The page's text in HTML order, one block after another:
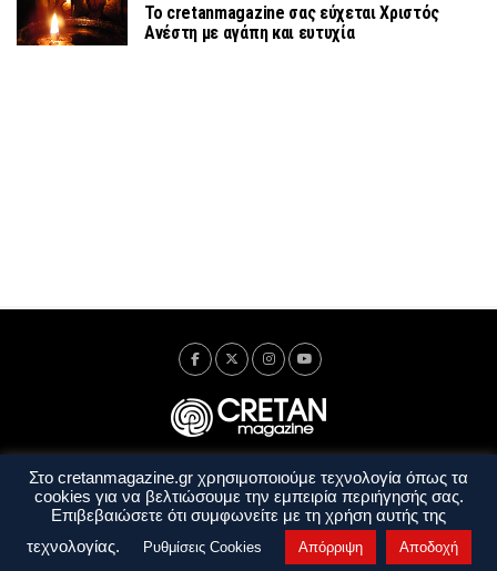
Το cretanmagazine σας εύχεται Χριστός
Ανέστη με αγάπη και ευτυχία
Ταυτότητα Πολιτική Απορρήτου
Όροι Χρήσης
Όροι και Προϋποθέσεις
Στο cretanmagazine.gr χρησιμοποιούμε τεχνολογία όπως τα
cookies για να βελτιώσουμε την εμπειρία περιήγησής σας.
Επιβεβαιώσετε ότι συμφωνείτε με τη χρήση αυτής της
τεχνολογίας.
Ρυθμίσεις Cookies Απόρριψη Αποδοχή